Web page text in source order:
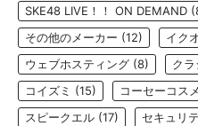
SKE48 LIVE！！ ON DEMAND
その他のメーカー (12) イク
ウェブホスティング (8) ク
コイズミ (15) コーセーコス
スピークエル (17) セキュリ